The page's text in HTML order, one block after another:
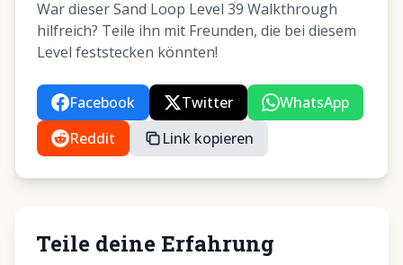
War dieser Sand Loop Level 39 Walkthrough
hilfreich? Teile ihn mit Freunden, die bei diesem
Level feststecken könnten!
Facebook Twitter
WhatsApp
Reddit
Link kopieren
Teile deine Erfahrung